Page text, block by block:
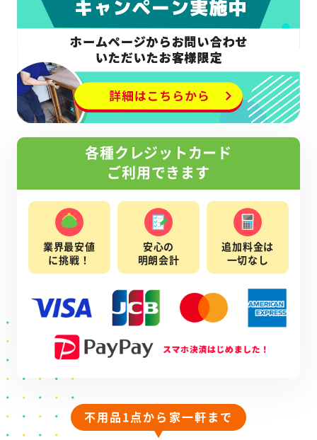
各種クレジットカード
ご利用できます
業界最安値
に挑戦！
安心の
明朗会計
追加料金は
一切なし
不用品1点から家一軒まで